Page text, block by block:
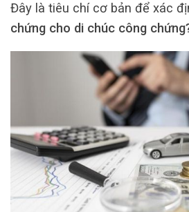
Đây là tiêu chí cơ bản để xác
chứng cho di chúc công